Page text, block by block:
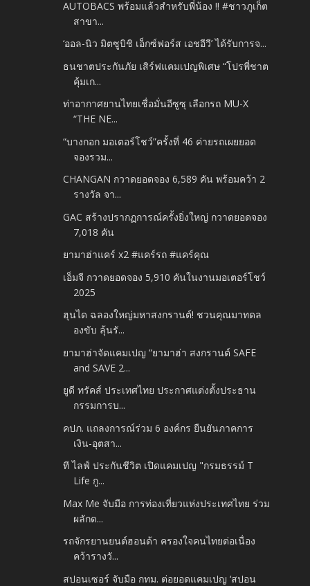
AUTOBACS พร้อมแล้วสำหรับพี่น้อง !! #ชาวภูเก็ต
สาขา...
‘ออล-นิว มิตซูบิชิ เอ็กซ์ฟอร์ส เอชอีวี’ ได้รับการจ...
ธนชาตประกันภัย เสิร์ฟแคมเปญพิเศษ “โปรพี่ชาต
คุ้มเก...
ท่าอากาศยานไทยเชื่อมั่นอีซูซุ เลือกรถ MU-X
“THE NE...
“บางกอก มอเตอร์โชว์”ครั้งที่ 46 ค่ายรถเผยยอด
จองรวม...
CHANGAN กวาดยอดจอง 6,589 คัน พร้อมคว้า 2
รางวัล จา...
GAC สร้างปรากฏการณ์ครั้งยิ่งใหญ่ กวาดยอดจอง
7,018 คัน
ยามาฮ่าแคร์ x2 #แคร์รถ #แคร์คุณ
เอ็มจี กวาดยอดจอง 5,910 คันในงานมอเตอร์โชว์
2025
ฮุนได ฉลองใหญ่มหาสงกรานต์! ชวนคุณมาทดล
องขับ ลุ้นรั...
ยามาฮ่าจัดแคมเปญ “ยามาฮ่า สงกรานต์ SAFE
and SAVE 2...
ยูดี ทรัคส์ ประเทศไทย ประกาศแต่งตั้งประธาน
กรรมการบ...
คปภ. แถลงการณ์ร่วม 6 องค์กร ยืนยันภาคการ
เงิน-อุตสา...
ที ไลฟ์ ประกันชีวิต เปิดแคมเปญ "กรมธรรม์ T
Life กู...
Max Me จับมือ การท่องเที่ยวแห่งประเทศไทย ร่วม
ผลักด...
รถจักรยานยนต์ฮอนด้า ครองใจคนไทยต่อเนื่อง
คว้ารางวั...
สปอนเซอร์ จับมือ กทม. ต่อยอดแคมเปญ ‘สปอน